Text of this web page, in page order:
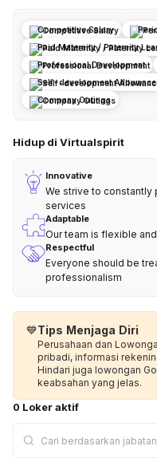
Competitive Salary
Paid Maternity / Paternity
Professional Development
Self-development Allowance
Company Outings
Hidup di Virtualspirit
Innovative
We strive to constantly
services
Adaptable
Our team is flexible
Respectful
Everyone should be
professionalism
💙Tips Menjaga Diri
Perusahaan dan
pribadi, informasi
Hindari juga lowongan
keabsahan yang jelas.
0 Loker aktif